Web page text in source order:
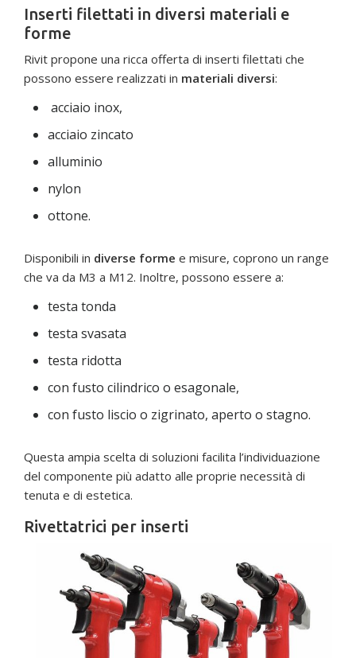
Inserti filettati in diversi materiali e
forme
Rivit propone una ricca offerta di inserti filettati che
possono essere realizzati in materiali diversi:
acciaio inox,
acciaio zincato
alluminio
nylon
ottone.
Disponibili in diverse forme e misure, coprono un range
che va da M3 a M12. Inoltre, possono essere a:
testa tonda
testa svasata
testa ridotta
con fusto cilindrico o esagonale,
con fusto liscio o zigrinato, aperto o stagno.
Questa ampia scelta di soluzioni facilita l’individuazione
del componente più adatto alle proprie necessità di
tenuta e di estetica.
Rivettatrici per inserti